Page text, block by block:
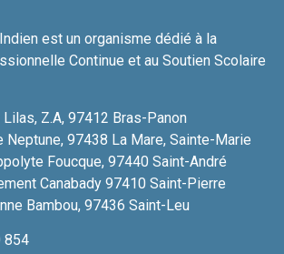
est un organisme dédié à la
Continue et au Soutien Scolaire
Z.A, 97412 Bras-Panon
Neptune, 97438 La Mare, Sainte-Marie
Foucque, 97440 Saint-André
Canabady 97410 Saint-Pierre
Bambou, 97436 Saint-Leu
854